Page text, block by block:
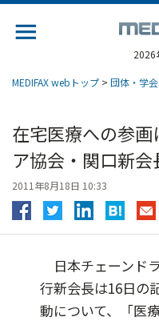
2026
MEDIFAX webトップ > 団体・学会
在宅医療への参
ア協会・関口新会
2011年8月18日 10:33
日本チェーンド
行新会長は16日の
動について、「医